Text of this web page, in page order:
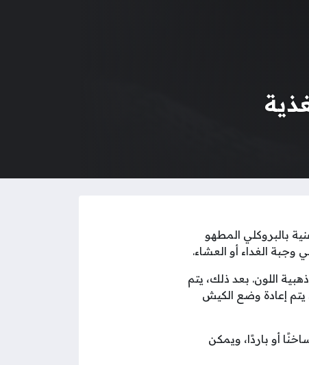
بالبروكلي المطهو
وجبة الغداء أو العشاء.
اللون. بعد ذلك، يتم
يتم إعادة وضع الكيش
أو باردًا، ويمكن